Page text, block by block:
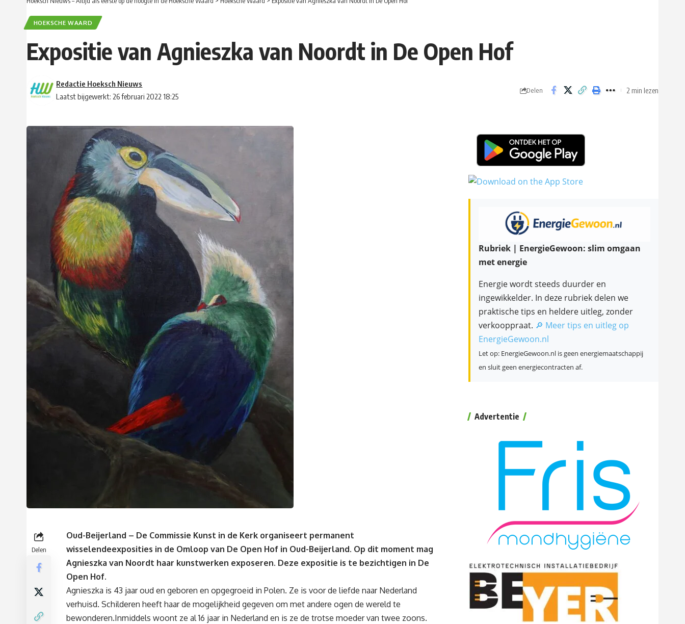
HOEKSCHE WAARD
Expositie van Agnieszka van Noordt in De Open Hof
Laatst bijgewerkt: 26 februari 2022 18:25
Redactie Hoeksch Nieuws
Delen 2 min lezen
Delen
Oud-Beijerland – De Commissie Kunst in de Kerk organiseert permanent
wisselendeexposities in de Omloop van De Open Hof in Oud-Beijerland. Op dit moment mag
Agnieszka van Noordt haar kunstwerken exposeren. Deze expositie is te bezichtigen in De
Open Hof.
Agnieszka is 43 jaar oud en geboren en opgegroeid in Polen. Ze is voor de liefde naar Nederland
verhuisd. Schilderen heeft haarde mogelijkheid gegeven om met andere ogen de wereld te
bewonderen.Inmiddels woont ze al 16 jaar in Nederland en is ze de trotse moedervan twee zoons.
Rubriek | EnergieGewoon: slim omgaan
met energie
Energie wordt steeds duurder en
ingewikkelder. In deze rubriek delen we
praktische tips en heldere uitleg, zonder
verkooppraat. 🔎 Meer tips en uitleg op
EnergieGewoon.nl
Let op: EnergieGewoon.nl is geen energiemaatschappij
en sluit geen energiecontracten af.
Advertentie